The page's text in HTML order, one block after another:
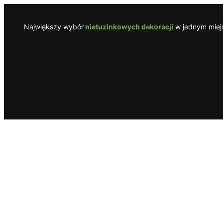
Największy wybór nietuzinkowych dekoracji w jednym